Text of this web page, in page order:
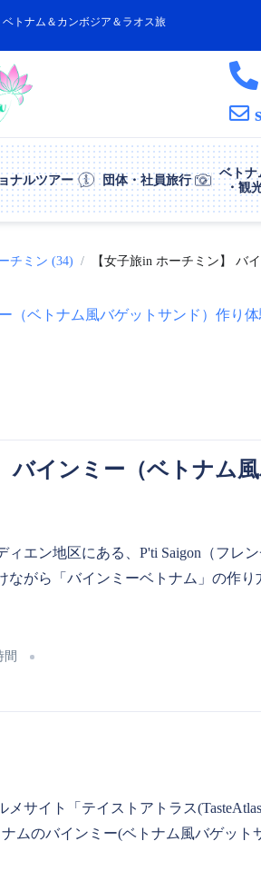
トナム＆カンボジア＆ラオス旅
ナルツアー 団体・社員旅行
ベトナ
・観
チミン (34) 【女子旅in ホーチミン】 バ
バインミー（ベトナム
エン地区にある、P'ti Saigon（フレ
がら「バインミーベトナム」の作り
間
サイト「テイストアトラス
ムのバインミー(ベトナム風バゲット